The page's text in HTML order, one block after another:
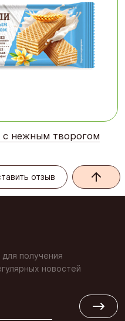
нежным творогом
отзыв
получения
новостей